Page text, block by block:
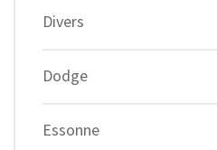
Divers
Dodge
Essonne